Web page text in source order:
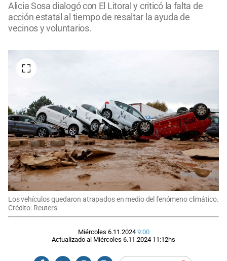
Alicia Sosa dialogó con El Litoral y criticó la falta de
acción estatal al tiempo de resaltar la ayuda de
vecinos y voluntarios.
Los vehículos quedaron atrapados en medio del fenómeno climático.
Crédito: Reuters
Miércoles 6.11.2024 9:00
Actualizado al Miércoles 6.11.2024 11:12hs